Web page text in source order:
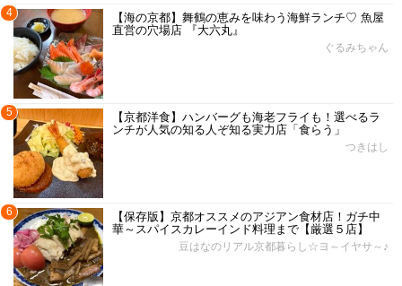
4
【海の京都】舞鶴の恵みを味わう海鮮ランチ♡ 魚屋
直営の穴場店 『大六丸』
ぐるみちゃん
5
【京都洋食】ハンバーグも海老フライも！選べるラ
ンチが人気の知る人ぞ知る実力店「食らう」
つきはし
6
【保存版】京都オススメのアジアン食材店！ガチ中
華～スパイスカレーインド料理まで【厳選５店】
豆はなのリアル京都暮らし☆ヨ～イヤサ～♪